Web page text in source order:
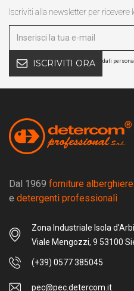
Iscriviti alla newsletter per ricevere
ISCRIVITI ORA dati
Dal 1969 forniture alberghiere
e detergenti professionali
Zona Industriale Isola
Viale Mengozzi, 9 53100
(+39) 0577 385045
pec@pec.detercom.it